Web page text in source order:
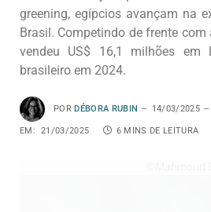
greening, egípcios avançam na
Brasil. Competindo de frente com
vendeu US$ 16,1 milhões em
brasileiro em 2024.
POR DÉBORA RUBIN 14/03/2025
EM: 21/03/2025 6 MINS DE LEITURA